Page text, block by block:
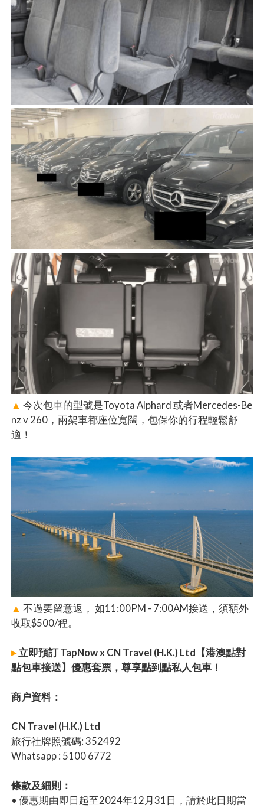
▲ 今次包車的型號是Toyota Alphard 或者Mercedes-Be
nz v 260，兩架車都座位寬闊，包保你的行程輕鬆舒
適！
▲ 不過要留意返， 如11:00PM - 7:00AM接送，須額外
收取$500/程。
▸立即預訂 TapNow x CN Travel (H.K.) Ltd【港澳點對
點包車接送】優惠套票，尊享點到點私人包車！
商户資料：
CN Travel (H.K.) Ltd
旅行社牌照號碼: 352492
Whatsapp : 5100 6772
條款及細則：
• 優惠期由即日起至2024年12月31日，請於此日期當